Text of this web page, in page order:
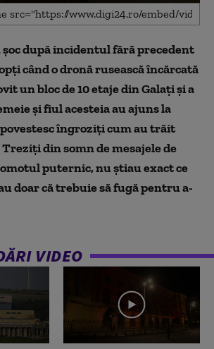
șoc după incidentul fără precedent
când o dronă rusească încărcată
un bloc de 10 etaje din Galați și a
și fiul acesteia au ajuns la
îngroziți cum au trăit
din somn de mesajele de
puternic, nu știau exact ce
doar că trebuie să fugă pentru a-
VIDEO